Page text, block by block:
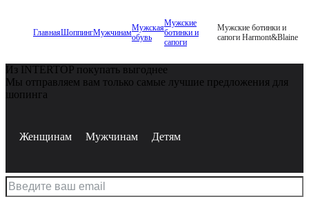
ГлавнаяШоппингМужчинамМужская
обувь
Мужские
ботинки и
сапоги
Мужские ботинки и
сапоги Harmont&Blaine
Из INTERTOP покупать выгоднее
Мы отправляем вам только самые лучшие предложения для
шопинга
Женщинам Мужчинам Детям